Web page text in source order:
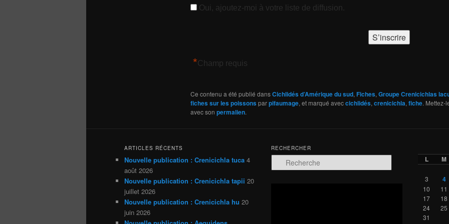
Oui, ajoutez-moi à votre liste de diffusion.
*Champ requis
Ce contenu a été publié dansCichlidés d’Amérique du sud, Fiches, Groupe Crenicichlas
fiches sur les poissonsparpifaumage, et marqué aveccichlidés, crenicichla, fiche. Mettez-
avec son permalien.
ARTICLES RÉCENTS
Nouvelle publication : Crenicichla tuca 4
août 2026
Nouvelle publication : Crenicichla tapii 20
juillet 2026
Nouvelle publication : Crenicichla hu 20
juin 2026
RECHERCHER
e
L M
3 4
10
11
17
18
24
25
31